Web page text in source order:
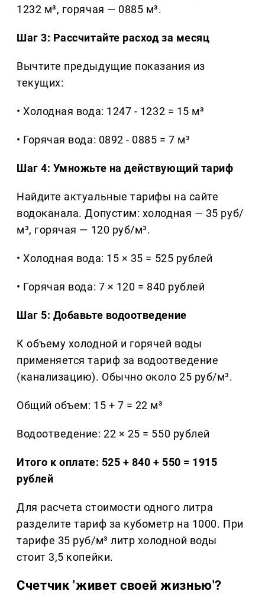
1232 м³, горячая — 0885 м³.
Шаг 3: Рассчитайте расход за месяц
Вычтите предыдущие показания из
текущих:
• Холодная вода: 1247 - 1232 = 15 м³
• Горячая вода: 0892 - 0885 = 7 м³
Шаг 4: Умножьте на действующий тариф
Найдите актуальные тарифы на сайте
водоканала. Допустим: холодная — 35 руб/
м³, горячая — 120 руб/м³.
• Холодная вода: 15 × 35 = 525 рублей
• Горячая вода: 7 × 120 = 840 рублей
Шаг 5: Добавьте водоотведение
К объему холодной и горячей воды
применяется тариф за водоотведение
(канализацию). Обычно около 25 руб/м³.
Общий объем: 15 + 7 = 22 м³
Водоотведение: 22 × 25 = 550 рублей
Итого к оплате: 525 + 840 + 550 = 1915
рублей
Для расчета стоимости одного литра
разделите тариф за кубометр на 1000. При
тарифе 35 руб/м³ литр холодной воды
стоит 3,5 копейки.
Счетчик 'живет своей жизнью'?